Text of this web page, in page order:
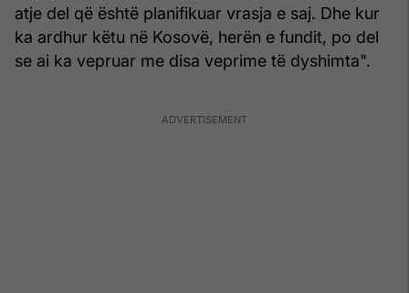
atje del që është planifikuar vrasja e saj. Dhe kur
ka ardhur këtu në Kosovë, herën e fundit, po del
se ai ka vepruar me disa veprime të dyshimta".